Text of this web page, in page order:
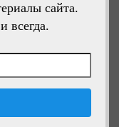
сайта.
всегда.